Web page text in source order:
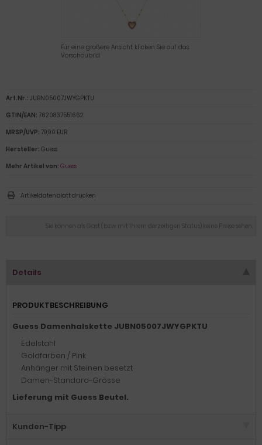
Für eine größere Ansicht klicken Sie auf das
Vorschaubild
Sie können als Gast (bzw. mit Ihrem derzeitigen Status) keine Preise sehen.
Art.Nr.: JUBN05007JWYGPKTU
GTIN/EAN: 7620837551662
MRSP/UVP: 79,90 EUR
Hersteller: Guess
Mehr Artikel von: Guess
Artikeldatenblatt drucken
Details
PRODUKTBESCHREIBUNG
Guess Damenhalskette JUBN05007JWYGPKTU
Edelstahl
Goldfarben / Pink
Anhänger mit Steinen besetzt
Damen-Standard-Grösse
Lieferung mit Guess Beutel.
Kunden-Tipp